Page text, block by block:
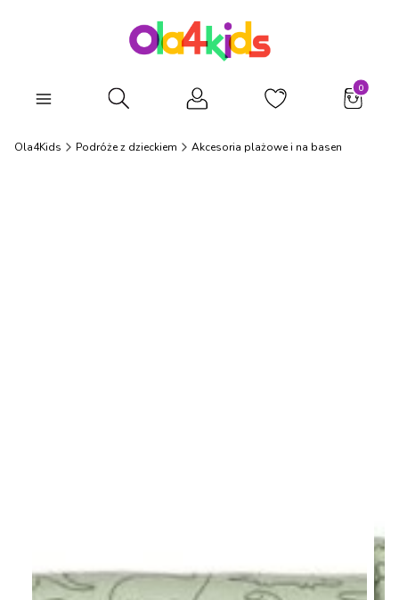
Otwórz wyszukiwarkę
Ola4Kids Podróże z dzieckiem Akcesoria plażowe i na basen